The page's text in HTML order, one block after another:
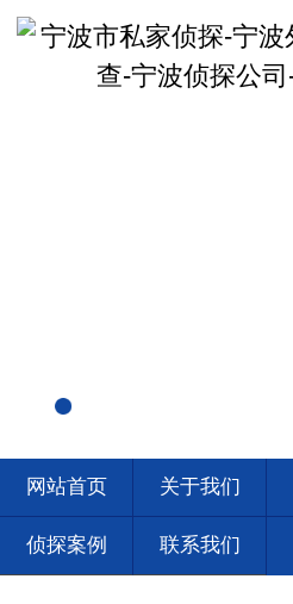
网站首页 关于我们
侦探案例 联系我们